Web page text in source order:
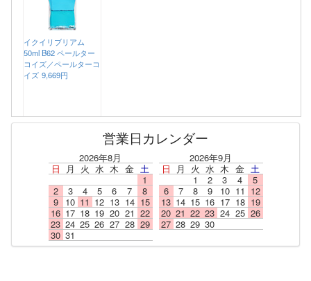
イクイリブリアム
50ml B62 ペールター
コイズ／ペールターコ
イズ 9,669円
営業日カレンダー
2026年8月
日
月 火 水 木 金 土
1
2
3 4 5 6 7
8
9
10 11 12 13 14 15
16 17 18 19 20 21 22
23 24 25 26 27 28 29
30 31
2026年9月
日
月 火 水 木 金 土
1
2 3 4
5
6
7 8 9 10 11 12
13 14 15 16 17 18 19
20 21 22 23 24 25 26
27 28 29 30